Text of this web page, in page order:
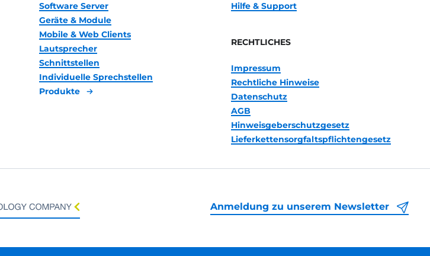
Software Server
Geräte & Module
Mobile & Web Clients
Lautsprecher
Schnittstellen
Individuelle Sprechstellen
Produkte
Hilfe & Support
RECHTLICHES
Impressum
Rechtliche Hinweise
Datenschutz
AGB
Hinweisgeberschutzgesetz
Lieferkettensorgfaltspflichtengesetz
Anmeldung zu unserem Newsletter